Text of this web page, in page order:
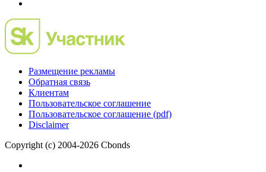
Размещение рекламы
Обратная связь
Клиентам
Пользовательское соглашение
Пользовательское соглашение (pdf)
Disclaimer
Copyright (c) 2004-2026 Cbonds